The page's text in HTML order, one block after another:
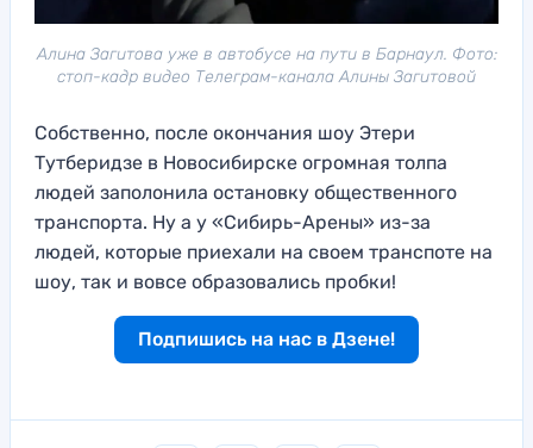
Алина Загитова уже в автобусе на пути в Барнаул. Фото:
стоп-кадр видео Телеграм-канала Алины Загитовой
Собственно, после окончания шоу Этери
Тутберидзе в Новосибирске огромная толпа
людей заполонила остановку общественного
транспорта. Ну а у «Сибирь-Арены» из-за
людей, которые приехали на своем транспоте на
шоу, так и вовсе образовались пробки!
Подпишись на нас в Дзене!